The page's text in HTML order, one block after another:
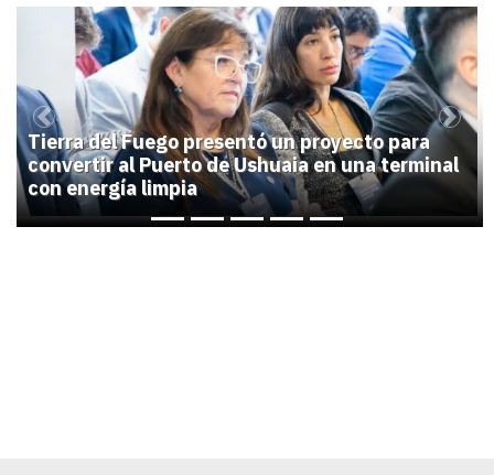
1
Tierra del Fuego presentó un proyecto para
convertir al Puerto de Ushuaia en una terminal
con energía limpia
Previous Next